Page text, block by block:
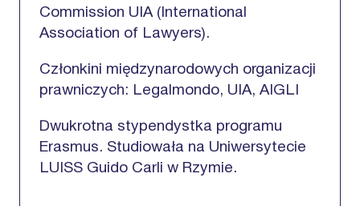
Commission UIA (International
Association of Lawyers).
Członkini międzynarodowych organizacji
prawniczych: Legalmondo, UIA, AIGLI
Dwukrotna stypendystka programu
Erasmus. Studiowała na Uniwersytecie
LUISS Guido Carli w Rzymie.